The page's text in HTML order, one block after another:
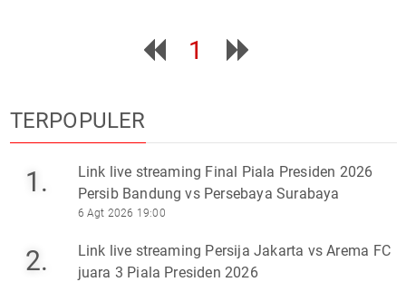
1
TERPOPULER
1.
Link live streaming Final Piala Presiden 2026
Persib Bandung vs Persebaya Surabaya
6 Agt 2026 19:00
2.
Link live streaming Persija Jakarta vs Arema FC
juara 3 Piala Presiden 2026